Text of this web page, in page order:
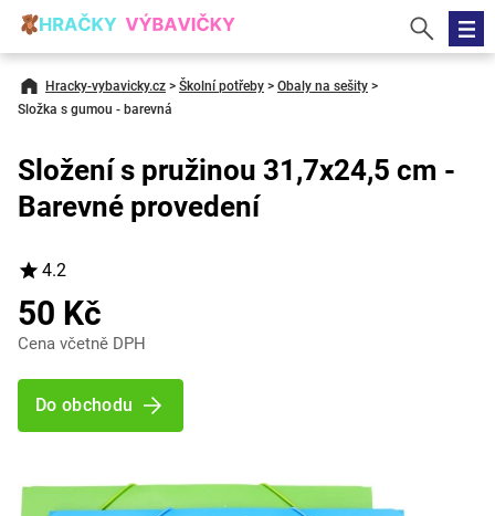
Hracky-vybavicky.cz > Školní potřeby > Obaly na sešity >
Složka s gumou - barevná
Složení s pružinou 31,7x24,5 cm -
Barevné provedení
4.2
50 Kč
Cena včetně DPH
Do obchodu